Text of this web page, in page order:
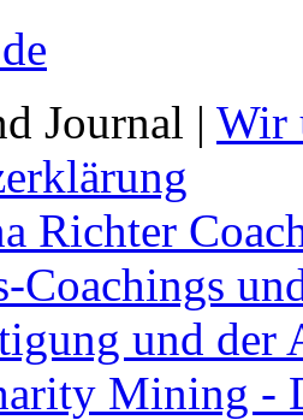
Journal | Wir
Richter
Coachings
und
Mining -